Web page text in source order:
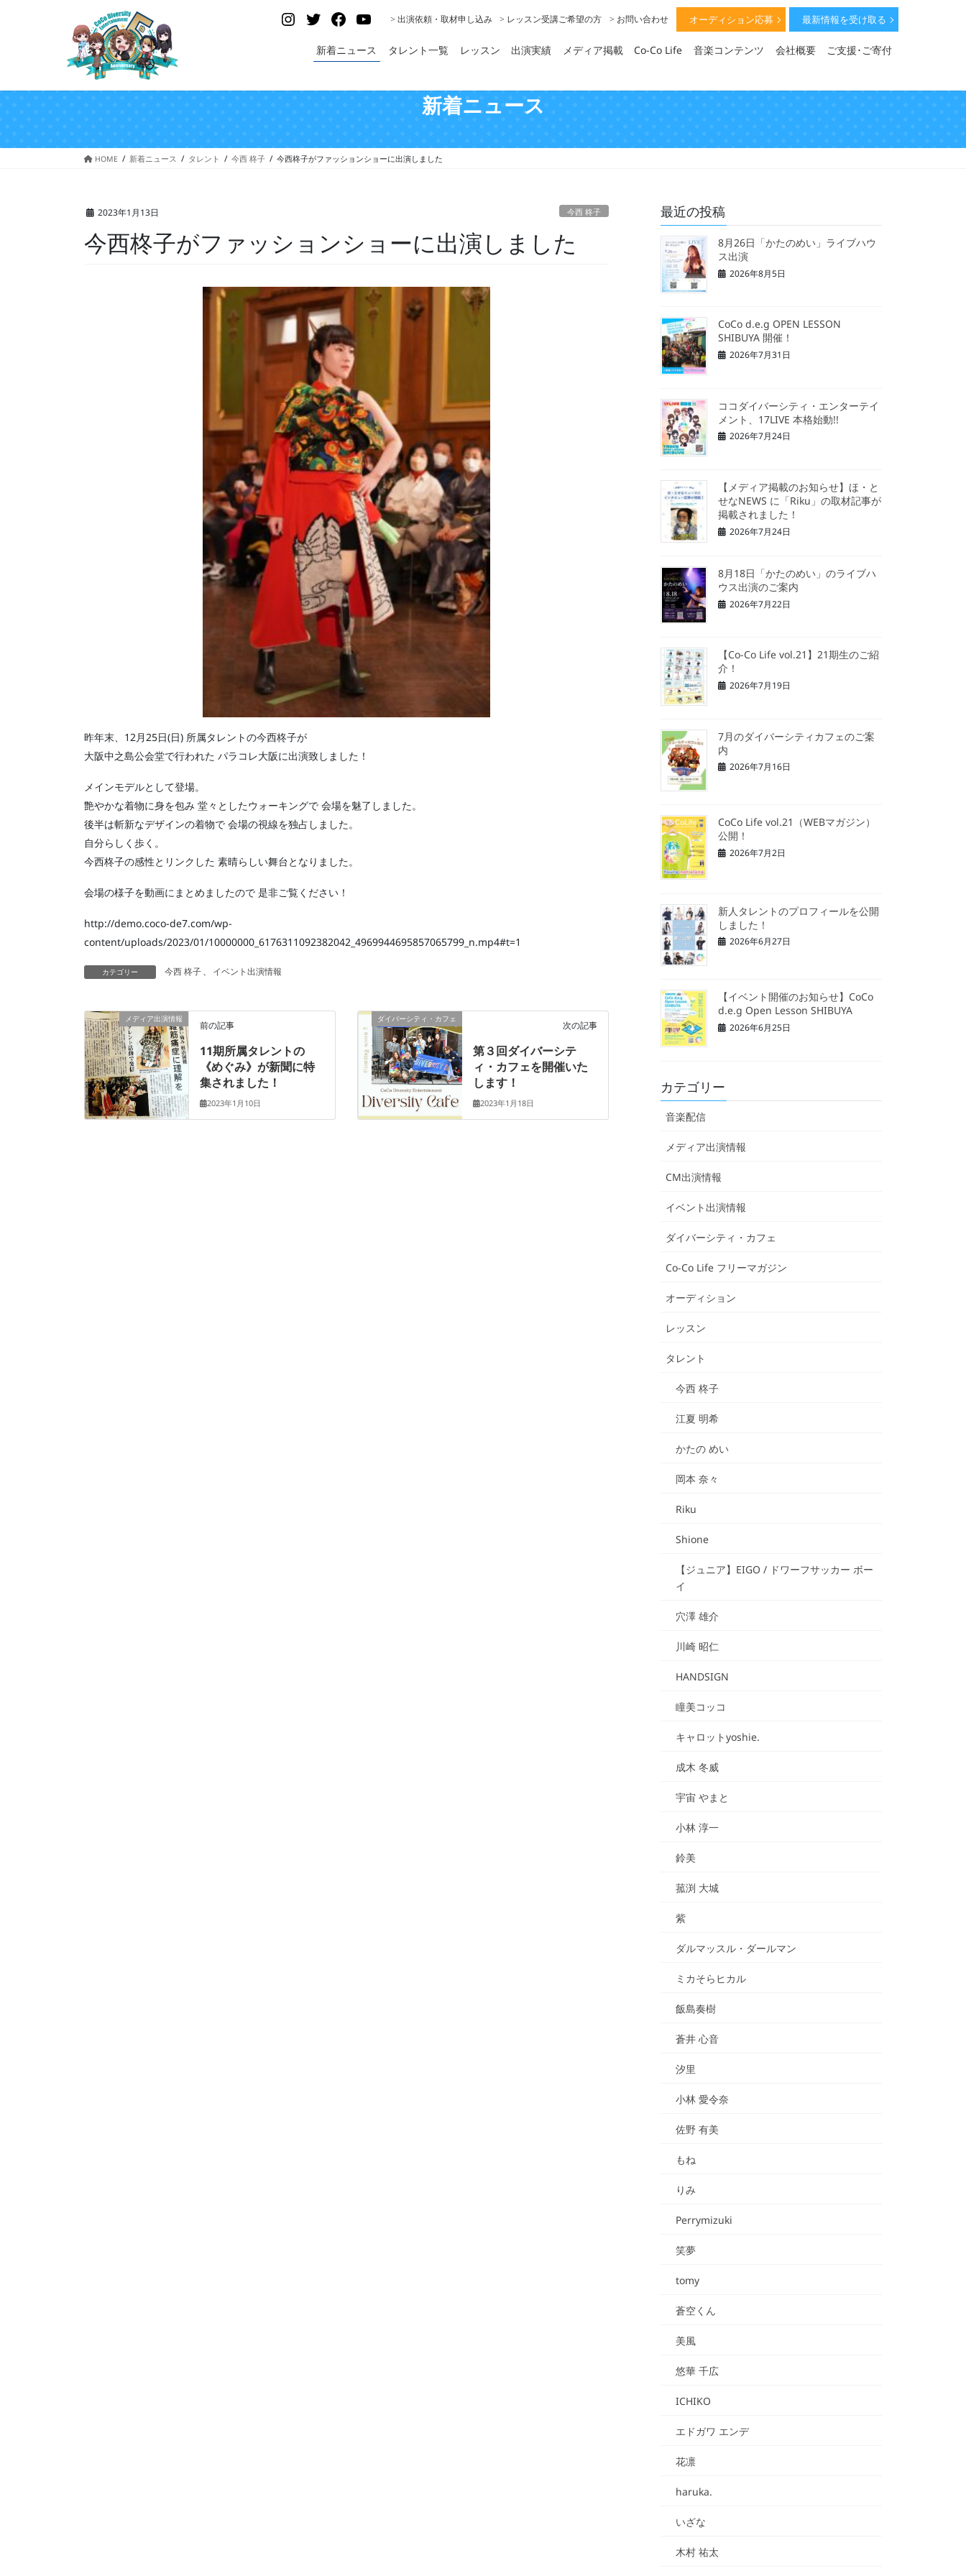
Instagram
> 出演依頼・取材申し込み > レッスン受講ご希望の方 > お問い合わせ オーディション応募 最新情報を受け取る
新着ニュース タレント一覧 レッスン 出演実績 メディア掲載 Co-Co Life 音楽コンテンツ 会社概要 ご支援･ご寄付
新着ニュース
HOME 新着ニュース タレント 今西 柊子 今西柊子がファッションショーに出演しました
2023年1月13日 今西 柊子
今西柊子がファッションショーに出演しました
昨年末、12月25日(日) 所属タレントの今西柊子が
大阪中之島公会堂で行われた パラコレ大阪に出演致しました！
メインモデルとして登場。
艶やかな着物に身を包み 堂々としたウォーキングで 会場を魅了しました。
後半は斬新なデザインの着物で 会場の視線を独占しました。
自分らしく歩く。
今西柊子の感性とリンクした 素晴らしい舞台となりました。
会場の様子を動画にまとめましたので 是非ご覧ください！
http://demo.coco-de7.com/wp-
content/uploads/2023/01/10000000_6176311092382042_4969944695857065799_n.mp4#t=1
カテゴリー 今西 柊子、 イベント出演情報
メディア出演情報
前の記事
11期所属タレントの
《めぐみ》が新聞に特
集されました！
2023年1月10日
ダイバーシティ・カフェ
次の記事
第３回ダイバーシテ
ィ・カフェを開催いた
します！
2023年1月18日
最近の投稿
8月26日「かたのめい」ライブハウ
ス出演
2026年8月5日
CoCo d.e.g OPEN LESSON
SHIBUYA 開催！
2026年7月31日
ココダイバーシティ・エンターテイ
メント、17LIVE 本格始動!!
2026年7月24日
【メディア掲載のお知らせ】ほ・と
せなNEWS に「Riku」の取材記事が
掲載されました！
2026年7月24日
8月18日「かたのめい」のライブハ
ウス出演のご案内
2026年7月22日
【Co-Co Life vol.21】21期生のご紹
介！
2026年7月19日
7月のダイバーシティカフェのご案
内
2026年7月16日
CoCo Life vol.21（WEBマガジン）
公開！
2026年7月2日
新人タレントのプロフィールを公開
しました！
2026年6月27日
【イベント開催のお知らせ】CoCo
d.e.g Open Lesson SHIBUYA
2026年6月25日
カテゴリー
音楽配信
メディア出演情報
CM出演情報
イベント出演情報
ダイバーシティ・カフェ
Co-Co Life フリーマガジン
オーディション
レッスン
タレント
今西 柊子
江夏 明希
かたの めい
岡本 奈々
Riku
Shione
【ジュニア】EIGO / ドワーフサッカー ボー
イ
穴澤 雄介
川崎 昭仁
HANDSIGN
瞳美コッコ
キャロットyoshie.
成木 冬威
宇宙 やまと
小林 淳一
鈴美
菰渕 大城
紫
ダルマッスル・ダールマン
ミカそらヒカル
飯島奏樹
蒼井 心音
汐里
小林 愛令奈
佐野 有美
もね
りみ
Perrymizuki
笑夢
tomy
蒼空くん
美風
悠華 千広
ICHIKO
エドガワ エンデ
花凛
haruka.
いざな
木村 祐太